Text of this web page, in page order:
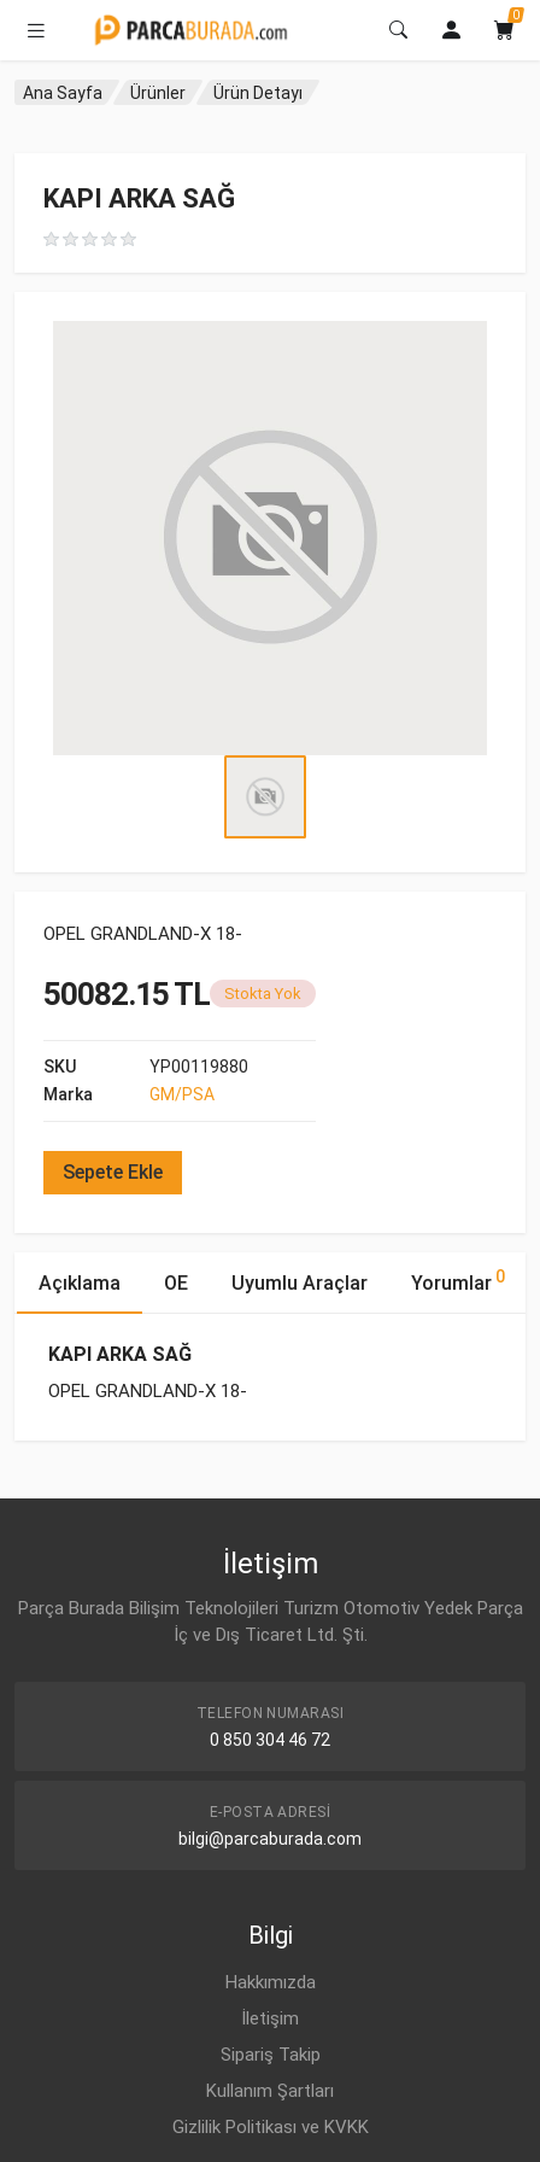
0
Ana Sayfa Ürünler Ürün Detayı
KAPI ARKA SAĞ
OPEL GRANDLAND-X 18-
50082.15 TL Stokta Yok
SKU
YP00119880
Marka
GM/PSA
Sepete Ekle
Açıklama OE Uyumlu Araçlar Yorumlar 0
KAPI ARKA SAĞ
OPEL GRANDLAND-X 18-
İletişim
Parça Burada Bilişim Teknolojileri Turizm Otomotiv Yedek Parça
İç ve Dış Ticaret Ltd. Şti.
TELEFON NUMARASI
0 850 304 46 72
E-POSTA ADRESI
bilgi@parcaburada.com
Bilgi
Hakkımızda
İletişim
Sipariş Takip
Kullanım Şartları
Gizlilik Politikası ve KVKK